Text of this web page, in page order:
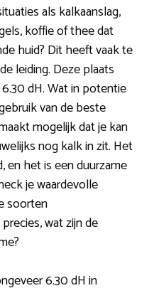
als kalkaanslag,
koffie of thee dat
huid? Dit heeft vaak te
leiding. Deze plaats
dH. Wat in potentie
van de beste
mogelijk dat je kan
nog kalk in zit. Het
en het is een duurzame
je waardevolle
soorten
wat zijn de
6.30 dH in